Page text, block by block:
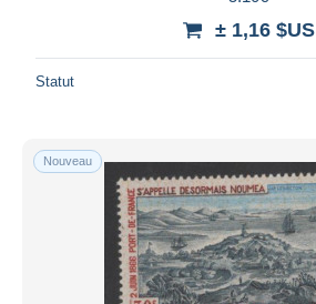
± 1,16 $US
Statut
Nouveau